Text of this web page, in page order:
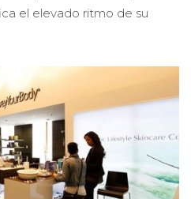
el elevado ritmo de su